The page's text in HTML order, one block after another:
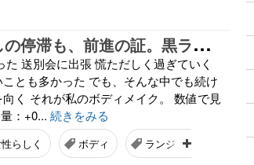
【
3月のボディメイク記録】少しの停滞も、前進の証。黒ランジェリーが映す私の今
送別会に出張 慌ただしく過ぎていく
とも多かった でも、そんな中でも続け
く それが私のボディメイク。 数値で見
：+0... 続きをみる
らしく ボディ ランジェリー